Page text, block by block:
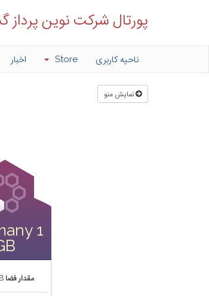
پورتال شرکت نوین پرداز
ناحیه کاربری Store اخبار
1
مقدار فضا 1024MB